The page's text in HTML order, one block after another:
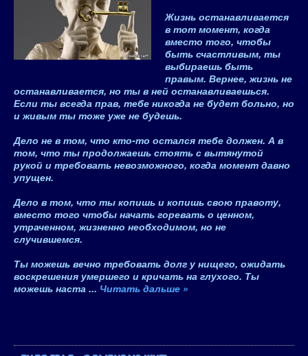
Жизнь останавливается
в тот момент, когда
вместо того, чтобы
быть счастливым, ты
выбираешь быть
правым. Вернее, жизнь не
останавливается, но ты в ней останавливаешься.
Если ты всегда прав, тебе никогда не будет больно, но
и живым ты тоже уже не будешь.
Дело не в том, что кто-то остался тебе должен. А в
том, что ты продолжаешь стоять с вытянутой
рукой и требовать невозможного, когда момент давно
упущен.
Дело в том, что ты копишь и копишь свою правоту,
вместо того чтобы начать горевать о ценном,
утраченном, жизненно необходимом, но не
случившемся.
Ты можешь вечно требовать долг у нищего, ожидать
воскрешения умершего и кричать на глухого. Ты
можешь наста ... Читать дальше »